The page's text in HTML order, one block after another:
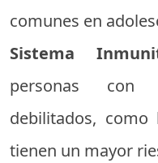
comunes en
Sistema
personas con
debilitados, como
tienen un mayor